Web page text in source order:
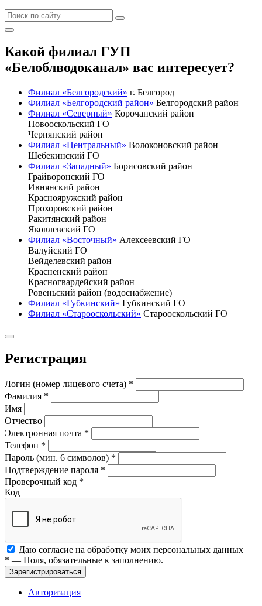
Какой филиал ГУП
«Белоблводоканал» вас интересует?
Филиал «Белгородский» г. Белгород
Филиал «Белгородский район» Белгородский район
Филиал «Северный» Корочанский район
Новооскольский ГО
Чернянский район
Филиал «Центральный» Волоконовский район
Шебекинский ГО
Филиал «Западный» Борисовский район
Грайворонский ГО
Ивнянский район
Краснояружский район
Прохоровский район
Ракитянский район
Яковлевский ГО
Филиал «Восточный» Алексеевский ГО
Валуйский ГО
Вейделевский район
Красненский район
Красногвардейский район
Ровеньский район (водоснабжение)
Филиал «Губкинский» Губкинский ГО
Филиал «Старооскольский» Старооскольский ГО
Регистрация
Логин (номер лицевого счета) *
Фамилия *
Имя
Отчество
Электронная почта *
Телефон *
Пароль (мин. 6 символов) *
Подтверждение пароля *
Проверочный код *
Код
Даю согласие на обработку моих персональных данных
* — Поля, обязательные к заполнению.
Зарегистрироваться
Авторизация